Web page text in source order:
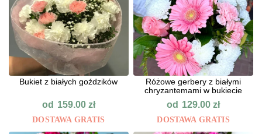
Bukiet z białych goździków
od 159.00 zł
DOSTAWA GRATIS
Różowe gerbery z białymi
chryzantemami w bukiecie
od 129.00zł
DOSTAWA GRATIS